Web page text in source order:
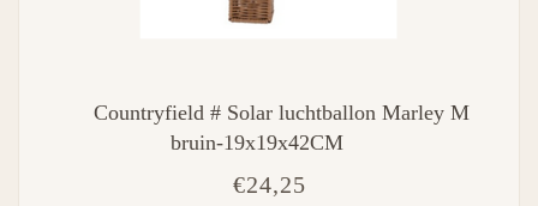
Countryfield # Solar luchtballon Marley M
bruin-19x19x42CM
€24,25